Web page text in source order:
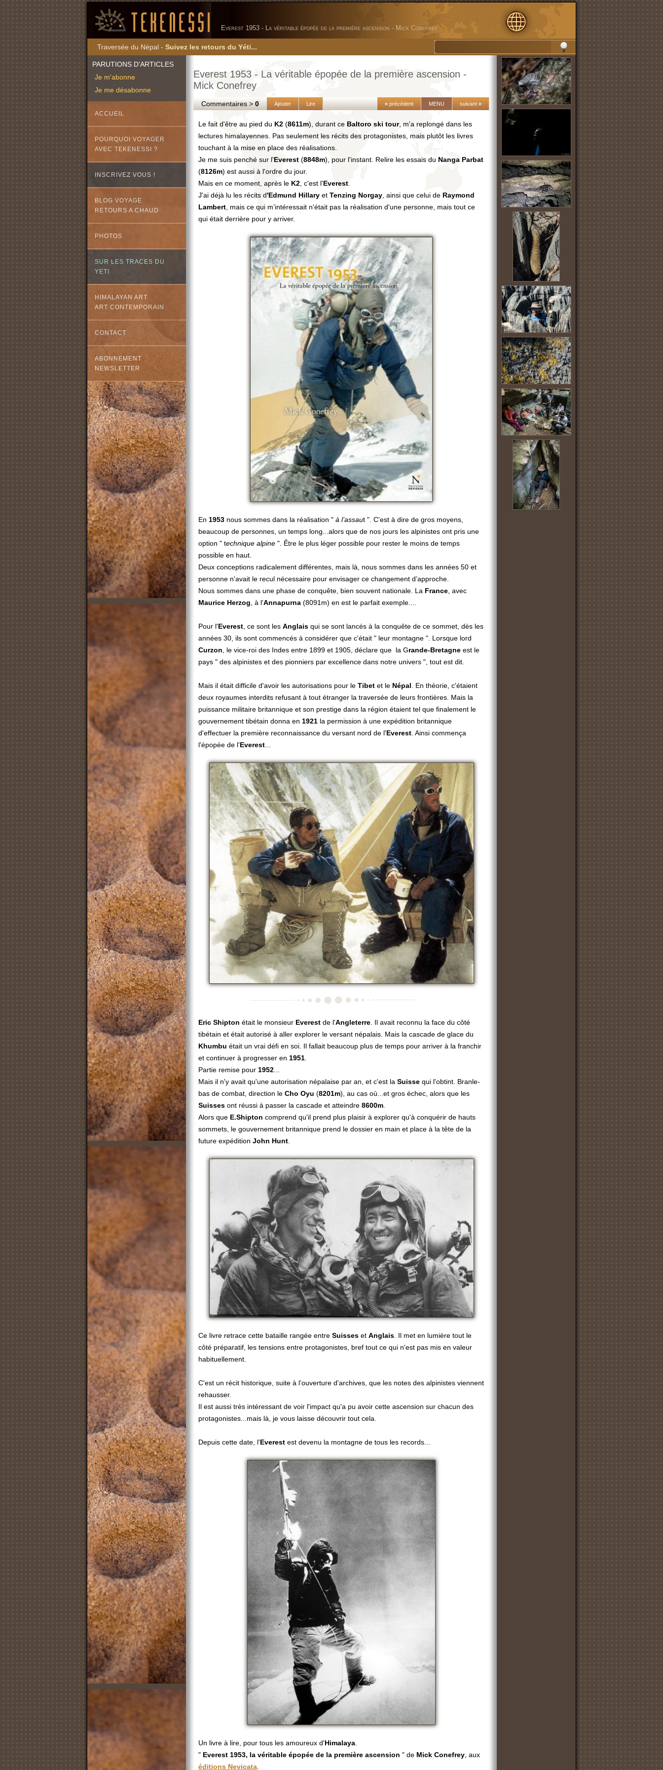
Everest 1953 - La véritable épopée de la première ascension - Mick Conefrey
Traversée du Népal - Suivez les retours du Yéti...
PARUTIONS D'ARTICLES
Je m'abonne
Je me désabonne
ACCUEIL
POURQUOI VOYAGER
AVEC TEKENESSI ?
INSCRIVEZ VOUS !
BLOG VOYAGE
RETOURS A CHAUD
PHOTOS
SUR LES TRACES DU
YETI
HIMALAYAN ART
ART CONTEMPORAIN
CONTACT
ABONNEMENT
NEWSLETTER
Everest 1953 - La véritable épopée de la première ascension -
Mick Conefrey
Commentaires >0 Ajouter Lire suivant »
MENU
« précédent
Le fait d'être au pied du K2 (8611m), durant ce Baltoro ski tour, m'a replongé dans les
lectures himalayennes. Pas seulement les récits des protagonistes, mais plutôt les livres
touchant à la mise en place des réalisations.
Je me suis penché sur l'Everest (8848m), pour l'instant. Relire les essais du Nanga Parbat
(8126m) est aussi à l'ordre du jour.
Mais en ce moment, après le K2 , c'est l'Everest
J'ai déjà lu les récits d'Edmund Hillary et Tenzing Norgay , ainsi que celui de Raymond
Lambert , mais ce qui m’intéressait n'était pas la réalisation d'une personne, mais tout ce
qui était derrière pour y arriver.
En 1953 nous sommes dans la réalisation " à l’assaut ". C'est à dire de gros moyens,
beaucoup de personnes, un temps long...alors que de nos jours les alpinistes ont pris une
option " technique alpine ". Être le plus léger possible pour rester le moins de temps
possible en haut.
Deux conceptions radicalement différentes, mais là, nous sommes dans les années 50 et
personne n'avait le recul nécessaire pour envisager ce changement d’approche.
Nous sommes dans une phase de conquête, bien souvent nationale. La France , avec
Maurice Herzog , à l'Annapurna (8091m) en est le parfait exemple....
Pour l'Everest , ce sont les Anglais qui se sont lancés à la conquête de ce sommet, dès les
années 30, ils sont commencés à considérer que c'était " leur montagne ". Lorsque lord
Curzon , le vice-roi des Indes entre 1899 et 1905, déclare que la Grande-Bretagne est le
pays " des alpinistes et des pionniers par excellence dans notre univers ", tout est dit.
Mais il était difficile d'avoir les autorisations pour le Tibet et le Népal . En théorie, c'étaient
deux royaumes interdits refusant à tout étranger la traversée de leurs frontières. Mais la
puissance militaire britannique et son prestige dans la région étaient tel que finalement le
gouvernement tibétain donna en 1921 la permission à une expédition britannique
d'effectuer la première reconnaissance du versant nord de l'Everest . Ainsi commença
l'épopée de l'Everest
Eric Shipton était le monsieur Everest de l'Angleterre . Il avait reconnu la face du côté
tibétain et était autorisé à aller explorer le versant népalais. Mais la cascade de glace du
Khumbu était un vrai défi en soi. Il fallait beaucoup plus de temps pour arriver à la franchir
et continuer à progresser en 1951
Partie remise pour 1952
Mais il n'y avait qu'une autorisation népalaise par an, et c'est la Suisse qui l'obtint. Branle-
bas de combat, direction le Cho Oyu (8201m), au cas où...et gros échec, alors que les
Suisses ont réussi à passer la cascade et atteindre 8600m
Alors que E.Shipton comprend qu'il prend plus plaisir à explorer qu'à conquérir de hauts
sommets, le gouvernement britannique prend le dossier en main et place à la tête de la
future expédition John Hunt
Ce livre retrace cette bataille rangée entre Suisses et Anglais . Il met en lumière tout le
côté préparatif, les tensions entre protagonistes, bref tout ce qui n'est pas mis en valeur
habituellement.
C'est un récit historique, suite à l’ouverture d'archives, que les notes des alpinistes viennent
rehausser.
Il est aussi très intéressant de voir l'impact qu'a pu avoir cette ascension sur chacun des
protagonistes...mais là, je vous laisse découvrir tout cela.
Depuis cette date, l'Everest est devenu la montagne de tous les records...
Un livre à lire, pour tous les amoureux d'Himalaya
" Everest 1953, la véritable épopée de la première ascension " de Mick Conefrey , aux
éditions Nevicata